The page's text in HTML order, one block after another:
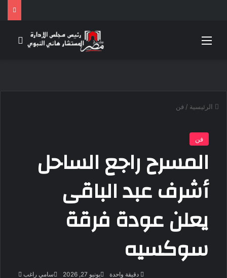
القائمة
الرئيسية / فن
فن
المسرح راجع الساحل
أشرف عبد الباقى
يعلن عودة فرقة
سوكسيه
سامي راغب يونيو 27, 2026 دقيقة واحدة